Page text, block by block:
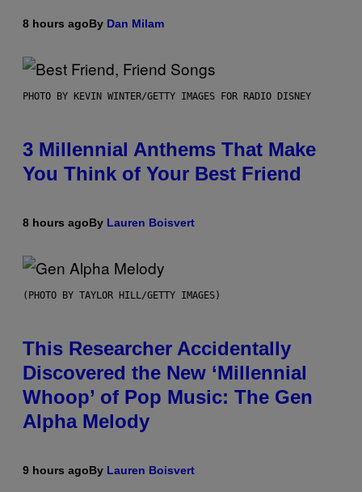
8 hours agoBy Dan Milam
PHOTO BY KEVIN WINTER/GETTY IMAGES FOR RADIO DISNEY
3 Millennial Anthems That Make
You Think of Your Best Friend
8 hours agoBy Lauren Boisvert
(PHOTO BY TAYLOR HILL/GETTY IMAGES)
This Researcher Accidentally
Discovered the New ‘Millennial
Whoop’ of Pop Music: The Gen
Alpha Melody
9 hours agoBy Lauren Boisvert